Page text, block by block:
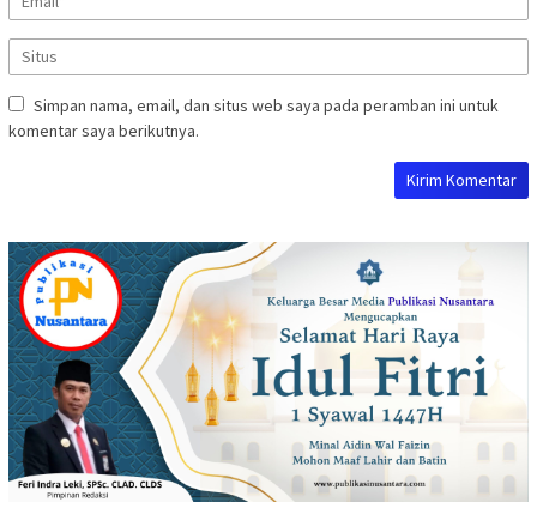
Simpan nama, email, dan situs web saya pada peramban ini untuk
komentar saya berikutnya.